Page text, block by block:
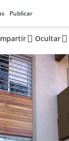
Publicar
Ocultar